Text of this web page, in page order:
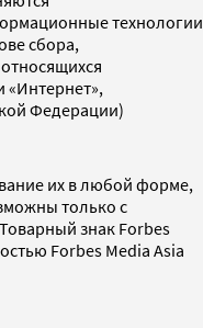
технологии
сбора,
«Интернет»,
Федерации)
их в любой форме,
только с
знак Forbes
Forbes Media Asia